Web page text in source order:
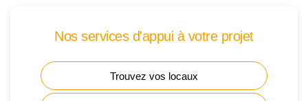
Nos services d'appui à votre projet
Trouvez vos locaux